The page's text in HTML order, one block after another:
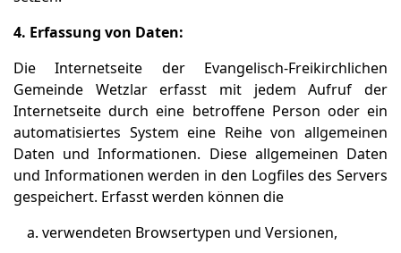
4. Erfassung von Daten:
Die Internetseite der Evangelisch-Freikirchlichen
Gemeinde Wetzlar erfasst mit jedem Aufruf der
Internetseite durch eine betroffene Person oder ein
automatisiertes System eine Reihe von allgemeinen
Daten und Informationen. Diese allgemeinen Daten
und Informationen werden in den Logfiles des Servers
gespeichert. Erfasst werden können die
verwendeten Browsertypen und Versionen,